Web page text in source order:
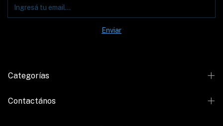
Categorías
Contactános